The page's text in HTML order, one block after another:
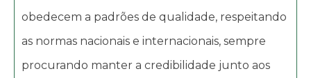
obedecem a padrões de qualidade, respeitando
as normas nacionais e internacionais, sempre
procurando manter a credibilidade junto aos